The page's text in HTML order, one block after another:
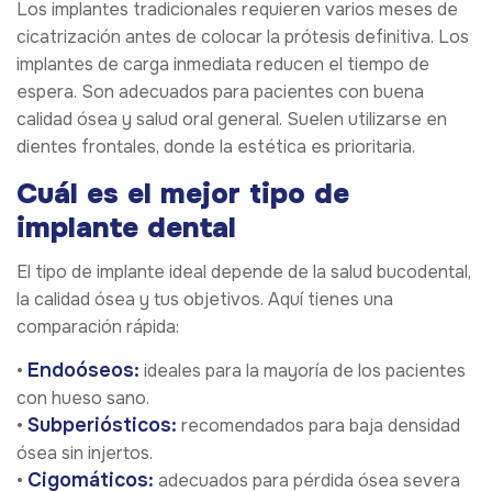
Los implantes tradicionales requieren varios meses de
cicatrización antes de colocar la prótesis definitiva. Los
implantes de carga inmediata reducen el tiempo de
espera. Son adecuados para pacientes con buena
calidad ósea y salud oral general. Suelen utilizarse en
dientes frontales, donde la estética es prioritaria.
Cuál es el mejor tipo de
implante dental
El tipo de implante ideal depende de la salud bucodental,
la calidad ósea y tus objetivos. Aquí tienes una
comparación rápida:
• Endoóseos: ideales para la mayoría de los pacientes
con hueso sano.
• Subperiósticos: recomendados para baja densidad
ósea sin injertos.
• Cigomáticos: adecuados para pérdida ósea severa